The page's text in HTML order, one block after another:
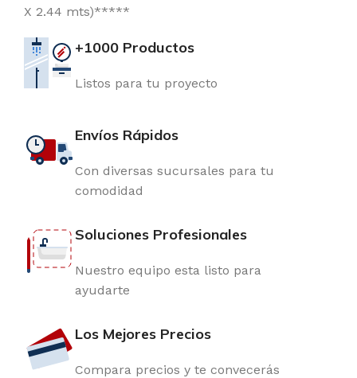
X 2.44 mts)*****
+1000 Productos
Listos para tu proyecto
Envíos Rápidos
Con diversas sucursales para tu
comodidad
Soluciones Profesionales
Nuestro equipo esta listo para
ayudarte
Los Mejores Precios
Compara precios y te convecerás